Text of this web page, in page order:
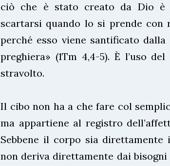
ciò che è stato creato da Dio è
scartarsi quando lo si prende con
perché esso viene santificato
preghiera» (1Tm 4,4-5). È l’uso
stravolto.
Il cibo non ha a che fare col
ma appartiene al registro
Sebbene il corpo sia direttamente
non deriva direttamente dai